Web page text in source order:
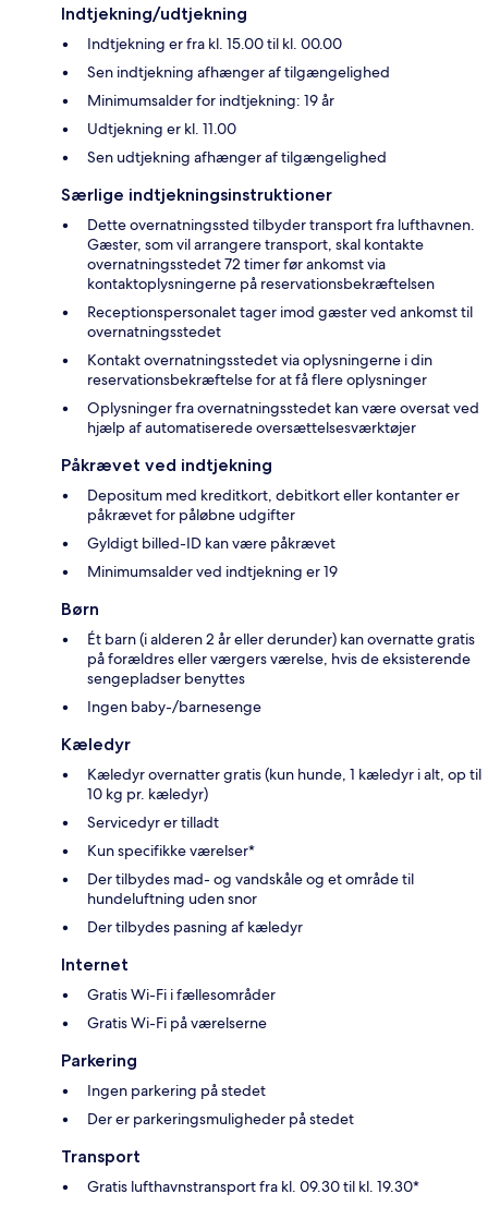
Indtjekning/udtjekning
Indtjekning er fra kl. 15.00 til kl. 00.00
Sen indtjekning afhænger af tilgængelighed
Minimumsalder for indtjekning: 19 år
Udtjekning er kl. 11.00
Sen udtjekning afhænger af tilgængelighed
Særlige indtjekningsinstruktioner
Dette overnatningssted tilbyder transport fra lufthavnen.
Gæster, som vil arrangere transport, skal kontakte
overnatningsstedet 72 timer før ankomst via
kontaktoplysningerne på reservationsbekræftelsen
Receptionspersonalet tager imod gæster ved ankomst til
overnatningsstedet
Kontakt overnatningsstedet via oplysningerne i din
reservationsbekræftelse for at få flere oplysninger
Oplysninger fra overnatningsstedet kan være oversat ved
hjælp af automatiserede oversættelsesværktøjer
Påkrævet ved indtjekning
Depositum med kreditkort, debitkort eller kontanter er
påkrævet for påløbne udgifter
Gyldigt billed-ID kan være påkrævet
Minimumsalder ved indtjekning er 19
Børn
Ét barn (i alderen 2 år eller derunder) kan overnatte gratis
på forældres eller værgers værelse, hvis de eksisterende
sengepladser benyttes
Ingen baby-/barnesenge
Kæledyr
Kæledyr overnatter gratis (kun hunde, 1 kæledyr i alt, op til
10 kg pr. kæledyr)
Servicedyr er tilladt
Kun specifikke værelser*
Der tilbydes mad- og vandskåle og et område til
hundeluftning uden snor
Der tilbydes pasning af kæledyr
Internet
Gratis Wi-Fi i fællesområder
Gratis Wi-Fi på værelserne
Parkering
Ingen parkering på stedet
Der er parkeringsmuligheder på stedet
Transport
Gratis lufthavnstransport fra kl. 09.30 til kl. 19.30*